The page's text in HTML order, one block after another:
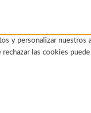
y personalizar nuestros
las cookies